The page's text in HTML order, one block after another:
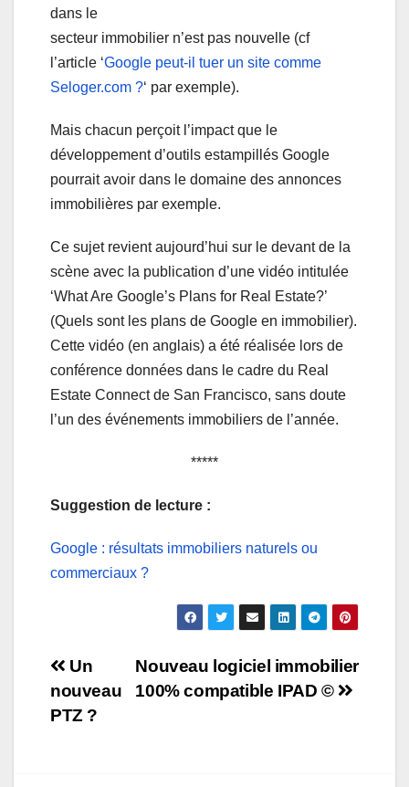
dans le
secteur immobilier n’est pas nouvelle (cf
l’article ‘Google peut-il tuer un site comme
Seloger.com ?‘ par exemple).
Mais chacun perçoit l’impact que le
développement d’outils estampillés Google
pourrait avoir dans le domaine des annonces
immobilières par exemple.
Ce sujet revient aujourd’hui sur le devant de la
scène avec la publication d’une vidéo intitulée
‘What Are Google’s Plans for Real Estate?’
(Quels sont les plans de Google en immobilier).
Cette vidéo (en anglais) a été réalisée lors de
conférence données dans le cadre du Real
Estate Connect de San Francisco, sans doute
l’un des événements immobiliers de l’année.
*****
Suggestion de lecture :
Google : résultats immobiliers naturels ou
commerciaux ?
Navigation
de
Nouveau logiciel immobilier
100% compatible IPAD ©
Un
nouveau
PTZ ?